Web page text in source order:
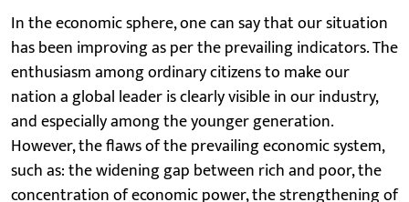
In the economic sphere, one can say that our situation
has been improving as per the prevailing indicators. The
enthusiasm among ordinary citizens to make our
nation a global leader is clearly visible in our industry,
and especially among the younger generation.
However, the flaws of the prevailing economic system,
such as: the widening gap between rich and poor, the
concentration of economic power, the strengthening of